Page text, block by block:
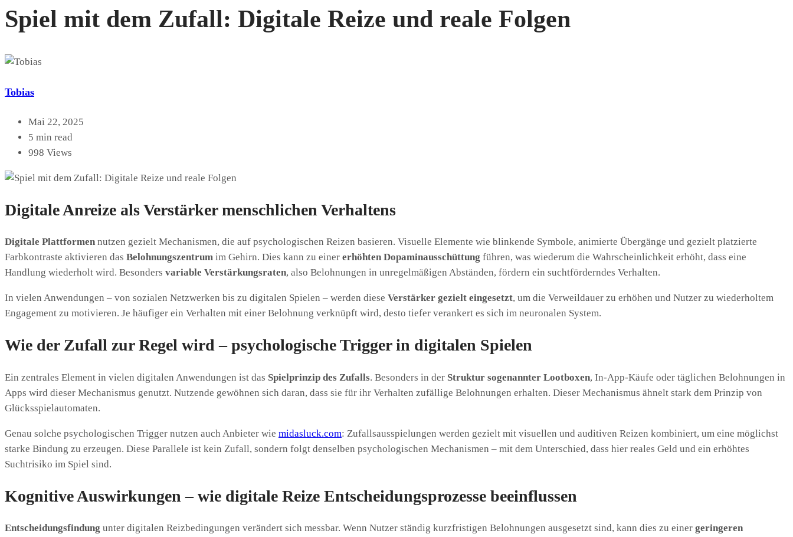
Spiel mit dem Zufall: Digitale Reize und reale Folgen
Tobias
Mai 22, 2025
5 min read
998 Views
Digitale Anreize als Verstärker menschlichen Verhaltens
Digitale Plattformen nutzen gezielt Mechanismen, die auf psychologischen Reizen basieren. Visuelle Elemente wie blinkende Symbole, animierte Übergänge und gezielt platzierte
Farbkontraste aktivieren das Belohnungszentrum im Gehirn. Dies kann zu einer erhöhten Dopaminausschüttung führen, was wiederum die Wahrscheinlichkeit erhöht, dass eine
Handlung wiederholt wird. Besonders variable Verstärkungsraten, also Belohnungen in unregelmäßigen Abständen, fördern ein suchtförderndes Verhalten.
In vielen Anwendungen – von sozialen Netzwerken bis zu digitalen Spielen – werden diese Verstärker gezielt eingesetzt, um die Verweildauer zu erhöhen und Nutzer zu wiederholtem
Engagement zu motivieren. Je häufiger ein Verhalten mit einer Belohnung verknüpft wird, desto tiefer verankert es sich im neuronalen System.
Wie der Zufall zur Regel wird – psychologische Trigger in digitalen Spielen
Ein zentrales Element in vielen digitalen Anwendungen ist das Spielprinzip des Zufalls. Besonders in der Struktur sogenannter Lootboxen, In-App-Käufe oder täglichen Belohnungen in
Apps wird dieser Mechanismus genutzt. Nutzende gewöhnen sich daran, dass sie für ihr Verhalten zufällige Belohnungen erhalten. Dieser Mechanismus ähnelt stark dem Prinzip von
Glücksspielautomaten.
Genau solche psychologischen Trigger nutzen auch Anbieter wie midasluck.com: Zufallsausspielungen werden gezielt mit visuellen und auditiven Reizen kombiniert, um eine möglichst
starke Bindung zu erzeugen. Diese Parallele ist kein Zufall, sondern folgt denselben psychologischen Mechanismen – mit dem Unterschied, dass hier reales Geld und ein erhöhtes
Suchtrisiko im Spiel sind.
Kognitive Auswirkungen – wie digitale Reize Entscheidungsprozesse beeinflussen
Entscheidungsfindung unter digitalen Reizbedingungen verändert sich messbar. Wenn Nutzer ständig kurzfristigen Belohnungen ausgesetzt sind, kann dies zu einer geringeren